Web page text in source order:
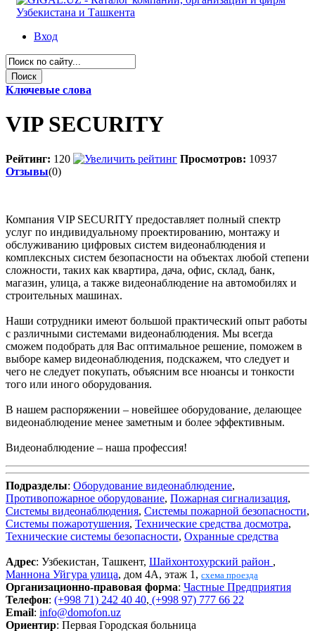
Вход
Ключевые слова
VIP SECURITY
Рейтинг: 120 Просмотров: 10937
Отзывы(0)
Компания VIP SECURITY предоставляет полный спектр
услуг по индивидуальному проектированию, монтажу и
обслуживанию цифровых систем видеонаблюдения и
комплексных систем безопасности на объектах любой степени
сложности, таких как квартира, дача, офис, склад, банк,
магазин, улица, а также видеонаблюдение на автомобилях и
строительных машинах.
Наши сотрудники имеют большой практический опыт работы
с различными системами видеонаблюдения. Мы всегда
сможем подобрать для Вас оптимальное решение, поможем в
выборе камер видеонаблюдения, подскажем, что следует и
чего не следует покупать, объясним все нюансы и тонкости
того или иного оборудования.
В нашем распоряжении – новейшее оборудование, делающее
видеонаблюдение менее заметным и более эффективным.
Видеонаблюдение – наша профессия!
Подразделы: Оборудование видеонаблюдение,
Противопожарное оборудование, Пожарная сигнализация,
Системы видеонаблюдения, Системы пожарной безопасности,
Системы пожаротушения, Технические средства досмотра,
Технические системы безопасности, Охранные средства
Адрес: Узбекистан, Ташкент, Шайхонтохурский район ,
Маннона Уйгура улица, дом 4А, этаж 1, схема проезда
Организационно-правовая форма: Частные Предприятия
Телефон: (+998 71) 242 40 40, (+998 97) 777 66 22
Email: info@domofon.uz
Ориентир: Первая Городская больница